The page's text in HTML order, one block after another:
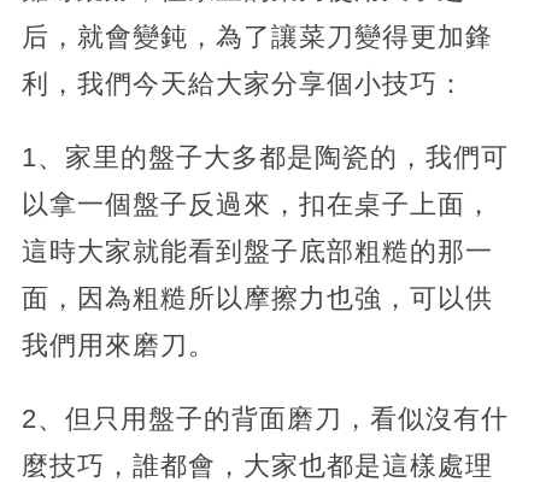
后，就會變鈍，為了讓菜刀變得更加鋒
利，我們今天給大家分享個小技巧：
1、家里的盤子大多都是陶瓷的，我們可
以拿一個盤子反過來，扣在桌子上面，
這時大家就能看到盤子底部粗糙的那一
面，因為粗糙所以摩擦力也強，可以供
我們用來磨刀。
2、但只用盤子的背面磨刀，看似沒有什
麼技巧，誰都會，大家也都是這樣處理